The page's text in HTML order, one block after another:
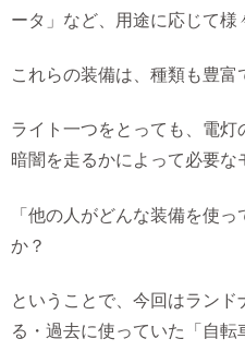
ータ」など、用途に応じて様
これらの装備は、種類も豊富
ライト一つをとっても、電
暗闇を走るかによって必要な
「他の人がどんな装備を使
か？
ということで、今回はラン
る・過去に使っていた「自